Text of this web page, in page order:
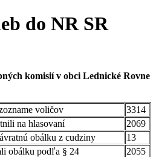
do NR SR
komisií v obci Lednické Rovne
voličov
3314
na hlasovaní
2069
obálku z cudziny
13
obálku podľa § 24
2055